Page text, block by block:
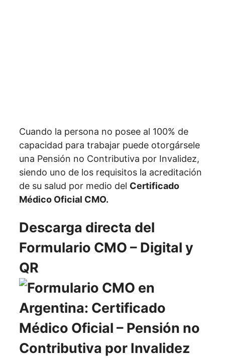
Cuando la persona no posee al 100% de
capacidad para trabajar puede otorgársele
una Pensión no Contributiva por Invalidez,
siendo uno de los requisitos la acreditación
de su salud por medio del Certificado
Médico Oficial CMO.
Descarga directa del
Formulario CMO – Digital y
QR